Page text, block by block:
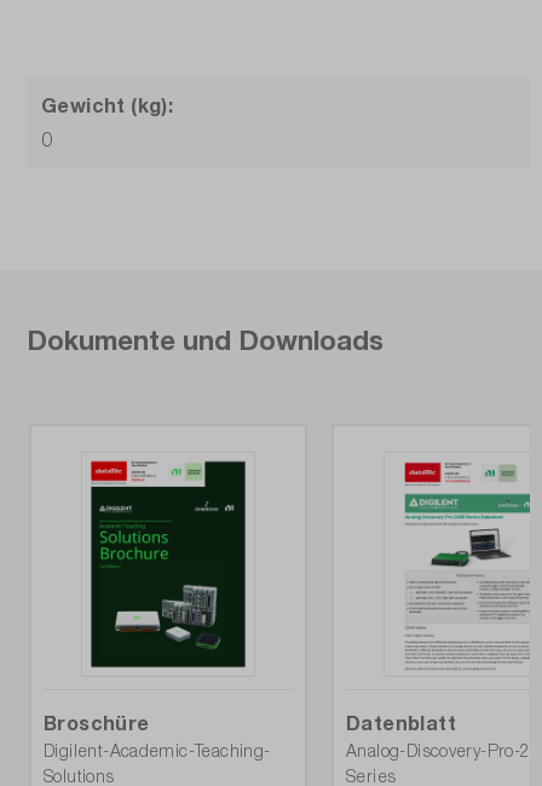
Gewicht (kg):
0
Dokumente und Downloads
Broschüre
Digilent-Academic-Teaching-
Solutions
Datenblatt
Analog-Discovery-Pro-
Series